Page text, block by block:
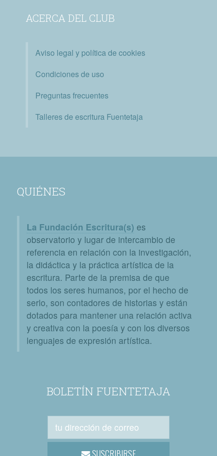
ACERCA DEL CLUB
Aviso legal y política de cookies
Condiciones de uso
Preguntas frecuentes
Talleres de escritura Fuentetaja
QUIÉNES
La Fundación Escritura(s) es
observatorio y lugar de intercambio de
referencia en relación con la investigación,
la didáctica y la práctica artística de la
escritura. Parte de la premisa de que
todos los seres humanos, por el hecho de
serlo, son contadores de historias y están
dotados para mantener una relación activa
y creativa con la poesía y con los diversos
lenguajes de expresión artística.
BOLETÍN FUENTETAJA